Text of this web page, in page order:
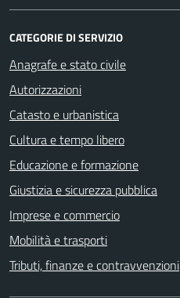
CATEGORIE DI SERVIZIO
Anagrafe e stato civile
Autorizzazioni
Catasto e urbanistica
Cultura e tempo libero
Educazione e formazione
Giustizia e sicurezza pubblica
Imprese e commercio
Mobilità e trasporti
Tributi, finanze e contravvenzioni